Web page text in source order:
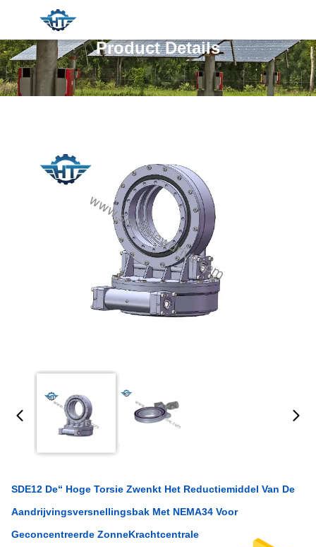
Product Details
SDE12 De“ Hoge Torsie Zwenkt Het Reductiemiddel Van De
Aandrijvingsversnellingsbak Met NEMA34 Voor
Geconcentreerde ZonneKrachtcentrale